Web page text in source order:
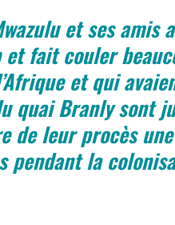
et ses
fait couler
et qui
quai Branly sont
de leur procès
la